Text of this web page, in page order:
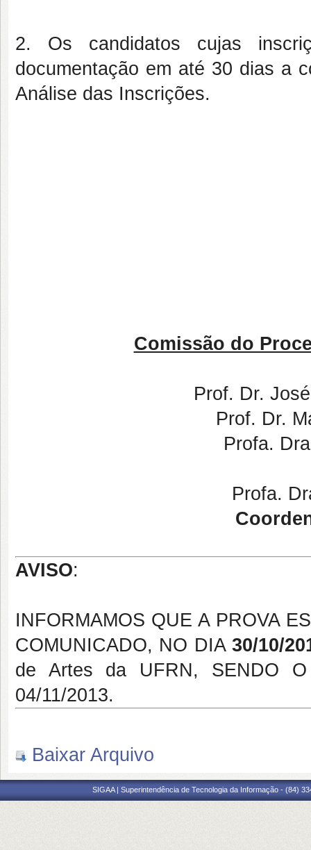
2. Os candidatos cujas
documentação em até 30 dias a
Análise das Inscrições.
Comissão do
Prof. Dr.
Prof. Dr.
Profa.
Profa.
AVISO:
INFORMAMOS QUE A PROVA
COMUNICADO, NO DIA 30/10/
de Artes da UFRN, SENDO O
04/11/2013.
Baixar Arquivo
SIGAA | Superintendência de Tecnologia da Informação - (84)